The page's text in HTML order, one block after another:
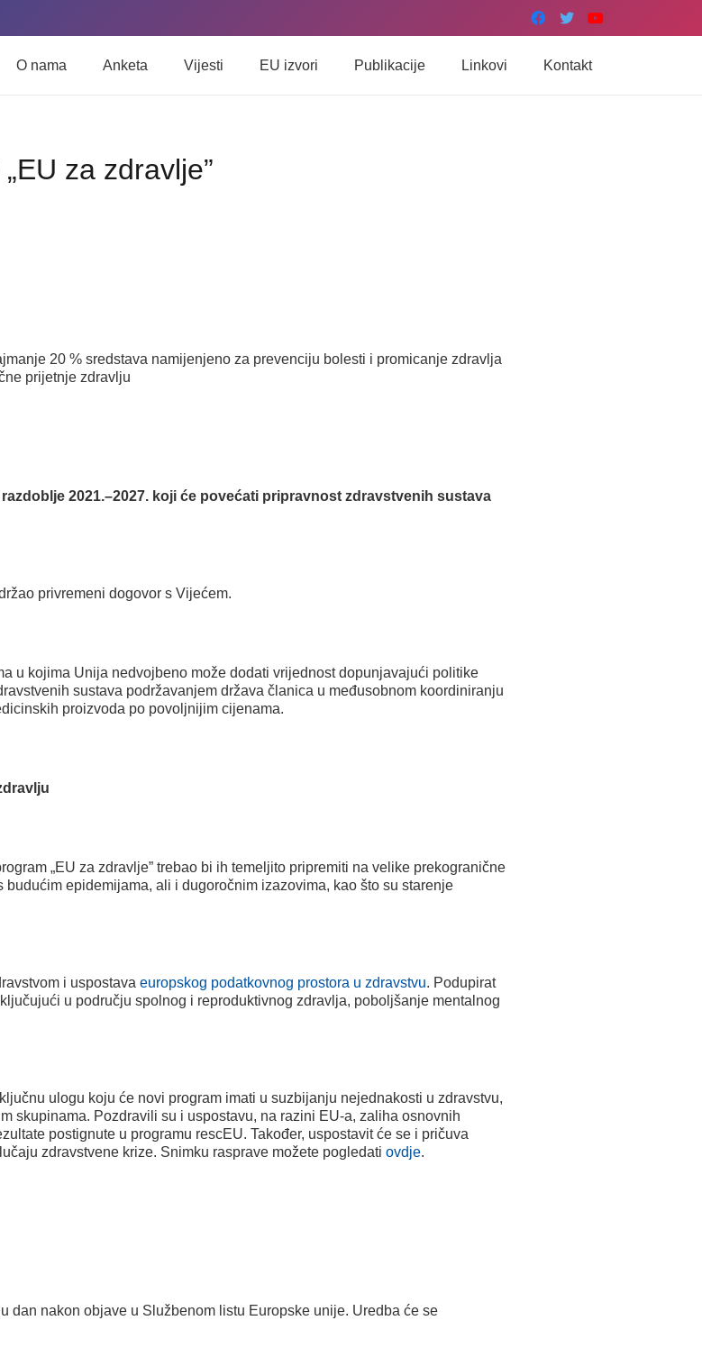
O nama Anketa Vijesti EU izvori Publikacije Linkovi Kontakt
za zdravlje”
20 % sredstava namijenjeno za prevenciju bolesti i promicanje zdravlja
prijetnje zdravlju
2021.–2027. koji će povećati pripravnost zdravstvenih sustava
privremeni dogovor s Vijećem.
u kojima Unija nedvojbeno može dodati vrijednost dopunjavajući politike
sustava podržavanjem država članica u međusobnom koordiniranju
proizvoda po povoljnijim cijenama.
„EU za zdravlje” trebao bi ih temeljito pripremiti na velike prekogranične
epidemijama, ali i dugoročnim izazovima, kao što su starenje
i uspostava europskog podatkovnog prostora u zdravstvu. Podupirat
u području spolnog i reproduktivnog zdravlja, poboljšanje mentalnog
ulogu koju će novi program imati u suzbijanju nejednakosti u zdravstvu,
skupinama. Pozdravili su i uspostavu, na razini EU-a, zaliha osnovnih
postignute u programu rescEU. Također, uspostavit će se i pričuva
zdravstvene krize. Snimku rasprave možete pogledati ovdje.
dan nakon objave u Službenom listu Europske unije. Uredba će se